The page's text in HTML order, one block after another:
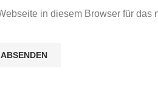
in diesem Browser für das